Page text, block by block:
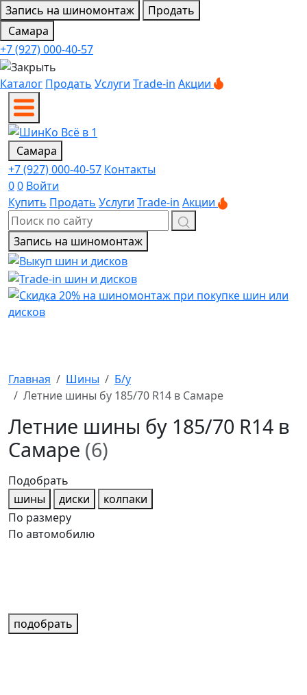
Запись на шиномонтаж
Продать
Самара
+7 (927) 000-40-57
Каталог Продать Услуги Trade-in Акции
Самара
+7 (927) 000-40-57 Контакты
00 Войти
Купить Продать Услуги Trade-in Акции
Запись на шиномонтаж
Главная Шины
Б/у
Летние шины бу 185/70 R14 в Самаре
Летние шины бу 185/70 R14 в
Самаре (6)
Подобрать
шины
диски
колпаки
По размеру
По автомобилю
подобрать